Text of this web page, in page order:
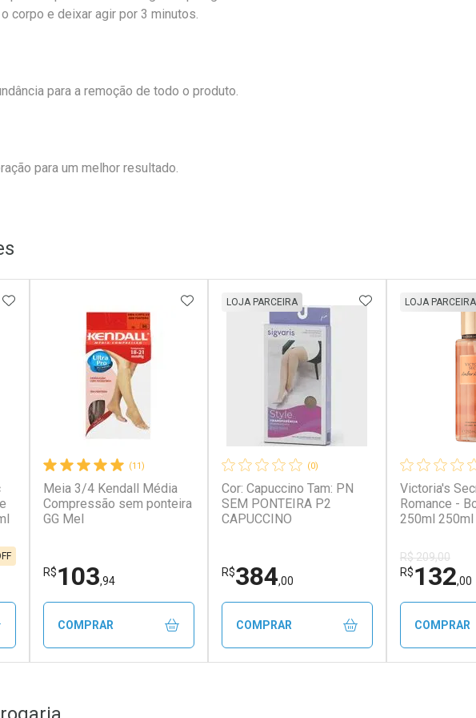
corpo e deixar agir por 3 minutos.
para a remoção de todo o produto.
para um melhor resultado.
ADICIONAR AOS FAVORITOS
(11)
Meia 3/4 Kendall Média
Compressão sem ponteira
GG Mel
R$103,94
ADICIONAR AOS FAVORITOS
COMPRAR
(0)
Cor: Capuccino Tam: PN
SEM PONTEIRA P2
CAPUCCINO
LOJA PARCEIRA
R$384,00
ADICIONAR AOS
COMPRAR
Victoria's
Romance -
250ml 250ml
LOJA PARCEIRA
R$ 209,00
R$132,00
COMPRAR